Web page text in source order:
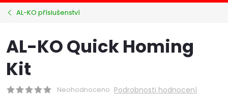
AL-KO příslušenství
AL-KO Quick Homing
Kit
Neohodnoceno Podrobnosti hodnocení